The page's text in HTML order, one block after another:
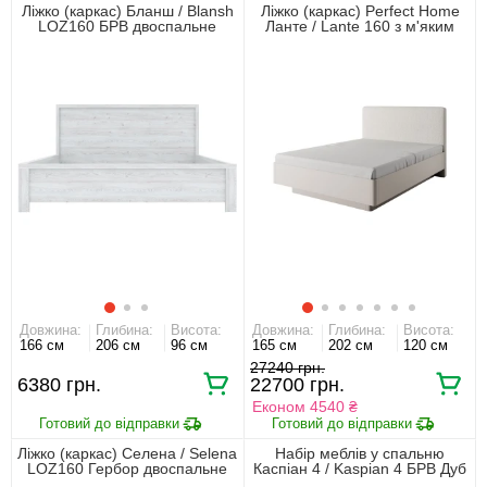
Ліжко (каркас) Бланш / Blansh
LOZ160 БРВ двоспальне
Довжина:
166 см
Глибина:
206 см
Висота:
96 см
6380 грн.
Ліжко (каркас) Perfect Home
Ланте / Lante 160 з м'яким
Довжина:
165 см
Глибина:
202 см
Висота:
120 см
27240 грн.
22700 грн.
Економ 4540 ₴
Ліжко (каркас) Селена / Selena
LOZ160 Гербор двоспальне
Набір меблів у спальню
Каспіан 4 / Kaspian 4 БРВ Дуб